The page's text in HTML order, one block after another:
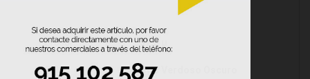
Grosor 37,5 µ
Color Gris Verdoso Oscuro